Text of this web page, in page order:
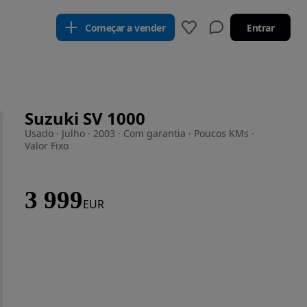
Começar a vender Entrar
Suzuki SV 1000
Usado · Julho · 2003 · Com garantia · Poucos KMs ·
Valor Fixo
3 999EUR